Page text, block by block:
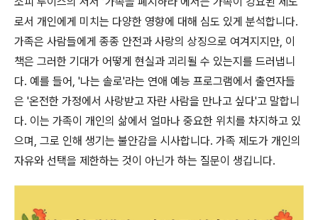
로서 개인에게 미치는 다양한 영향에 대해 심도 있게 분석합니다.
가족은 사람들에게 종종 안전과 사랑의 상징으로 여겨지지만, 이
책은 그러한 기대가 어떻게 현실과 괴리될 수 있는지를 드러냅니
다. 예를 들어, '나는 솔로'라는 연애 예능 프로그램에서 출연자들
은 '온전한 가정에서 사랑받고 자란 사람을 만나고 싶다'고 말합니
다. 이는 가족이 개인의 삶에서 얼마나 중요한 위치를 차지하고 있
으며, 그로 인해 생기는 불안감을 시사합니다. 가족 제도가 개인의
자유와 선택을 제한하는 것이 아닌가 하는 질문이 생깁니다.